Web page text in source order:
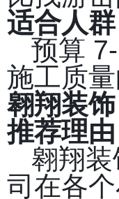
适合人群
预算
施工质量
翱翔装
推荐理由
翱翔
司在各